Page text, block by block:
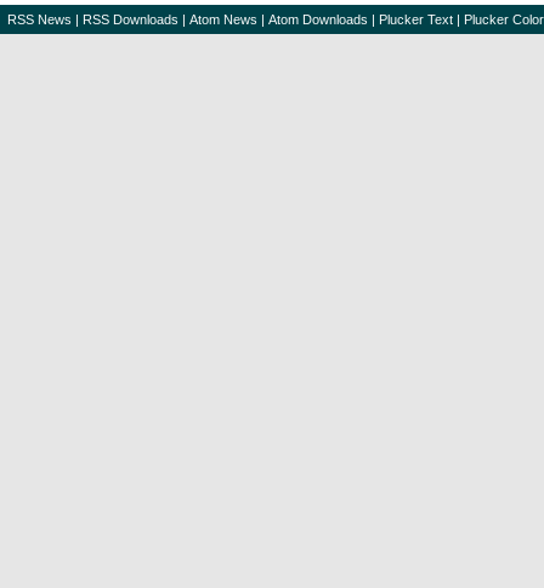
RSS News | RSS Downloads | Atom News | Atom Downloads | Plucker Text | Plucker Color